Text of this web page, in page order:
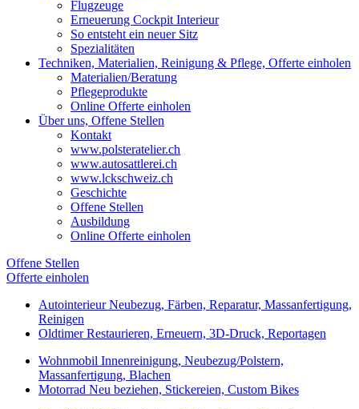
Flugzeuge
Erneuerung Cockpit Interieur
So entsteht ein neuer Sitz
Spezialitäten
Techniken, Materialien, Reinigung & Pflege, Offerte einholen
Materialien/Beratung
Pflegeprodukte
Online Offerte einholen
Über uns, Offene Stellen
Kontakt
www.polsteratelier.ch
www.autosattlerei.ch
www.lckschweiz.ch
Geschichte
Offene Stellen
Ausbildung
Online Offerte einholen
Offene Stellen
Offerte einholen
AutointerieurNeubezug, Färben, Reparatur, Massanfertigung,
Reinigen
OldtimerRestaurieren, Erneuern, 3D-Druck, Reportagen
Wohnmobil Innenreinigung, Neubezug/Polstern,
Massanfertigung, Blachen
Motorrad Neu beziehen, Stickereien, Custom Bikes